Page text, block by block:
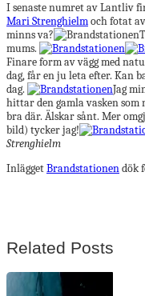
I senaste numret av Lantliv
Mari Strenghielmoch fotat av
minns va?
mums.
Finare form av vägg med
dag, får en ju leta efter. Kan
dag.
Jag
hittar den gamla vasken
bra där. Älskar sånt. Mer
bild) tycker jag!
Strenghielm
InläggetBrandstationendök
Related Posts